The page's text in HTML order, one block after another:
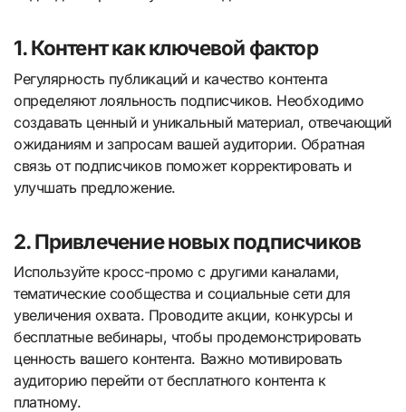
1. Контент как ключевой фактор
Регулярность публикаций и качество контента
определяют лояльность подписчиков. Необходимо
создавать ценный и уникальный материал, отвечающий
ожиданиям и запросам вашей аудитории. Обратная
связь от подписчиков поможет корректировать и
улучшать предложение.
2. Привлечение новых подписчиков
Используйте кросс-промо с другими каналами,
тематические сообщества и социальные сети для
увеличения охвата. Проводите акции, конкурсы и
бесплатные вебинары, чтобы продемонстрировать
ценность вашего контента. Важно мотивировать
аудиторию перейти от бесплатного контента к
платному.